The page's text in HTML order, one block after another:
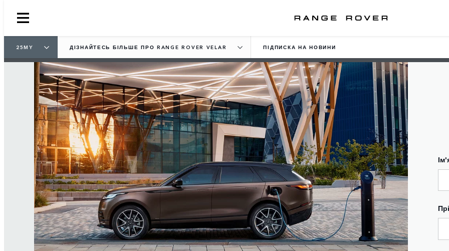
25MY ДІЗНАЙТЕСЬ БІЛЬШЕ ПРО RANGE ROVER VELAR ПІДПИСКА НА НОВИНИ